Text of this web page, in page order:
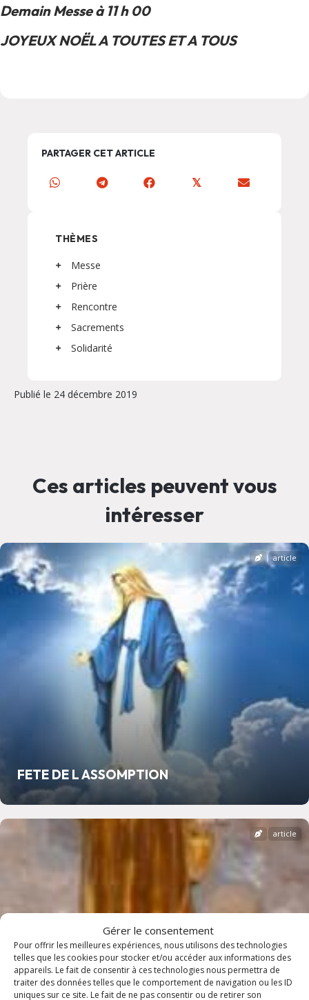
Gérer le consentement
Pour offrir les meilleures expériences, nous utilisons des technologies
telles que les cookies pour stocker et/ou accéder aux informations des
appareils. Le fait de consentir à ces technologies nous permettra de
traiter des données telles que le comportement de navigation ou les ID
uniques sur ce site. Le fait de ne pas consentir ou de retirer son
Demain Messe à 11 h 00
JOYEUX NOËL A TOUTES ET A TOUS
PARTAGER CET ARTICLE
𝕏
THÈMES
Messe
Prière
Rencontre
Sacrements
Solidarité
Publié le 24 décembre 2019
Ces articles peuvent vous
intéresser
FETE DE L ASSOMPTION
article
article